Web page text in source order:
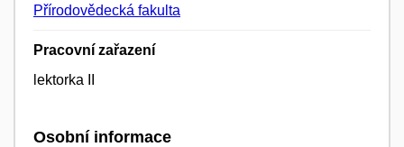
Přírodovědecká fakulta
Pracovní zařazení
lektorka II
Osobní informace